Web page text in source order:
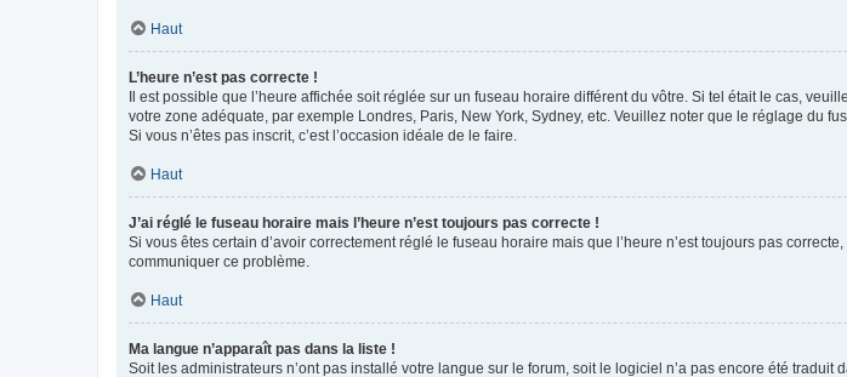
Haut
L’heure n’est pas correcte !
Il est possible que l’heure affichée soit réglée sur un fuseau horaire différent du vôtre. Si tel était le cas,
votre zone adéquate, par exemple Londres, Paris, New York, Sydney, etc. Veuillez noter que le réglage du
Si vous n’êtes pas inscrit, c’est l’occasion idéale de le faire.
Haut
J’ai réglé le fuseau horaire mais l’heure n’est toujours pas correcte !
Si vous êtes certain d’avoir correctement réglé le fuseau horaire mais que l’heure n’est toujours pas
communiquer ce problème.
Haut
Ma langue n’apparaît pas dans la liste !
Soit les administrateurs n’ont pas installé votre langue sur le forum, soit le logiciel n’a pas encore été